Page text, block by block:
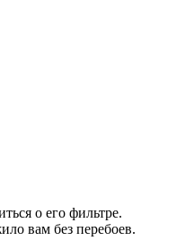
о его фильтре.
вам без перебоев.